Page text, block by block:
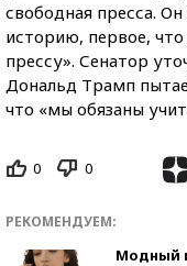
свободная пресса.
историю, первое,
прессу». Сенатор
Дональд Трамп
что «мы обязаны
0 0
РЕКОМЕНДУЕМ:
Модный